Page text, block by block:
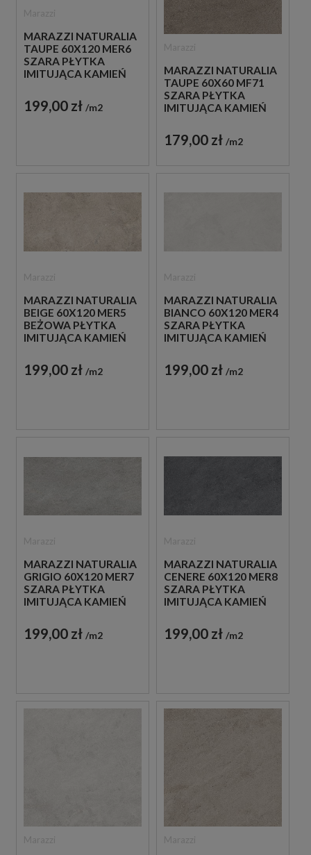
MARAZZI NATURALIA
TAUPE 60X120 MER6
SZARA PŁYTKA
IMITUJĄCA KAMIEŃ
199,00 zł m2
MARAZZI NATURALIA
TAUPE 60X60 MF71
SZARA PŁYTKA
IMITUJĄCA KAMIEŃ
179,00 zł m2
MARAZZI NATURALIA
BEIGE 60X120 MER5
BEŻOWA PŁYTKA
IMITUJĄCA KAMIEŃ
199,00 zł m2
MARAZZI NATURALIA
BIANCO 60X120 MER4
SZARA PŁYTKA
IMITUJĄCA KAMIEŃ
199,00 zł m2
MARAZZI NATURALIA
GRIGIO 60X120 MER7
SZARA PŁYTKA
IMITUJĄCA KAMIEŃ
199,00 zł m2
MARAZZI NATURALIA
CENERE 60X120 MER8
SZARA PŁYTKA
IMITUJĄCA KAMIEŃ
199,00 zł m2